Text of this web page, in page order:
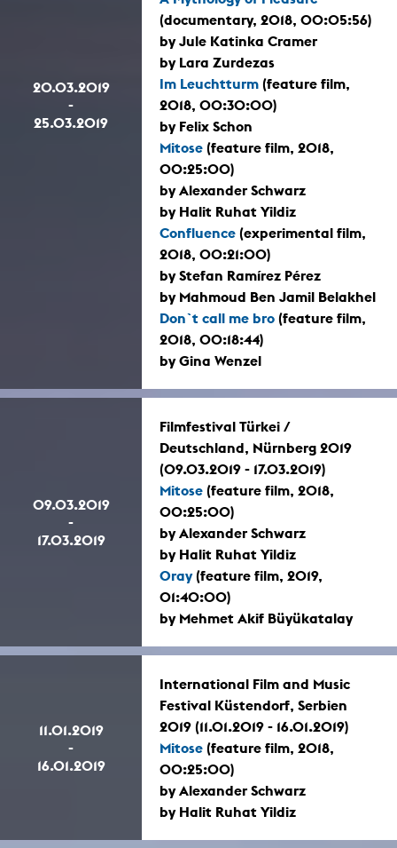
20.03.2019
-
25.03.2019
(documentary, 2018, 00:05:56)
by Jule Katinka Cramer
by Lara Zurdezas
Im Leuchtturm (feature film,
2018, 00:30:00)
by Felix Schon
Mitose (feature film, 2018,
00:25:00)
by Alexander Schwarz
by Halit Ruhat Yildiz
Confluence (experimental film,
2018, 00:21:00)
by Stefan Ramírez Pérez
by Mahmoud Ben Jamil Belakhel
Don`t call me bro (feature film,
2018, 00:18:44)
by Gina Wenzel
09.03.2019
-
17.03.2019
Filmfestival Türkei /
Deutschland, Nürnberg 2019
(09.03.2019 - 17.03.2019)
Mitose (feature film, 2018,
00:25:00)
by Alexander Schwarz
by Halit Ruhat Yildiz
Oray(feature film, 2019,
01:40:00)
by Mehmet Akif Büyükatalay
11.01.2019
-
16.01.2019
International Film and Music
Festival Küstendorf, Serbien
2019 (11.01.2019 - 16.01.2019)
Mitose (feature film, 2018,
00:25:00)
by Alexander Schwarz
by Halit Ruhat Yildiz